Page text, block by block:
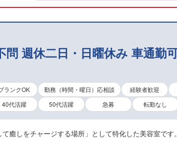
週休二日・日曜休み 車通勤
ランクOK 勤務（時間・曜日）応相談 経験者歓迎
40代活躍 50代活躍 急募 転勤なし
癒しをチャージする場所」として特化した美容室で